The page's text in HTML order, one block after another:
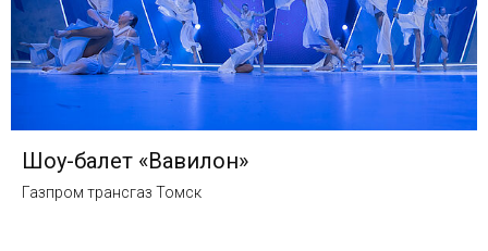
Шоу-балет «Вавилон»
Газпром трансгаз Томск